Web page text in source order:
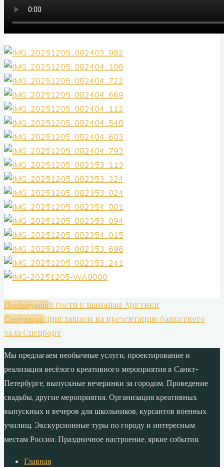
ПредыдущийВ гости к шаманам Арктики
СледующийПриглашаем на презентацию банкетного
зала Спецборт
Мы предлагаем необычные услуги, проектирование и
реализация весёлого креативного мероприятия в Санкт-
Петербурге, выпускные вечеринки за городом. Проведение
свадьбы, другие мероприятия. Организация креативных
выпускных и вечеров для школьников, курсантов военных
училищ. Экскурсионные туры по городу и интересным
местам России. Праздничное настроение, яркие события.
Главная